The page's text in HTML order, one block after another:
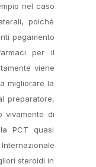
nel caso
poiché
pagamento
per il
viene
migliorare la
preparatore,
vivamente di
PCT quasi
steroidi in